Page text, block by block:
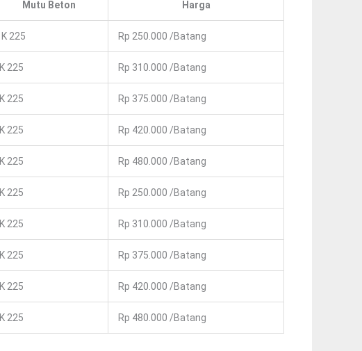
Mutu Beton Harga
K 225 Rp 250.000 /batang
K 225 Rp 310.000 /batang
K 225 Rp 375.000 /batang
K 225 Rp 420.000 /batang
K 225 Rp 480.000 /batang
K 225 Rp 250.000 /batang
K 225 Rp 310.000 /batang
K 225 Rp 375.000 /batang
K 225 Rp 420.000 /batang
K 225 Rp 480.000 /batang